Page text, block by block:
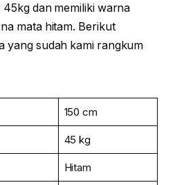
dan memiliki warna
mata hitam. Berikut
yang sudah kami rangkum
150 cm
45 kg
Hitam